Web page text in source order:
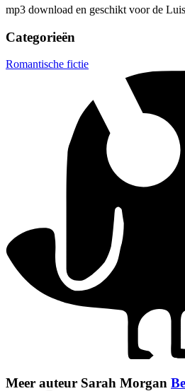
mp3 download en geschikt voor de
Categorieën
Romantische fictie
Meer auteur Sarah Morgan